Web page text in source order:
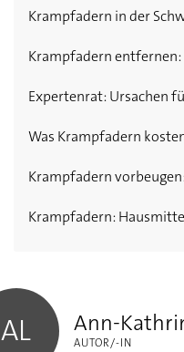
Krampfadern in der
Krampfadern
Expertenrat: Ursachen
Was Krampfadern
Krampfadern
Krampfadern:
AL Ann-
AUTOR/-IN